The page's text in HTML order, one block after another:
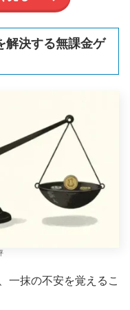
解決する無課金ゲ
一抹の不安を覚えるこ